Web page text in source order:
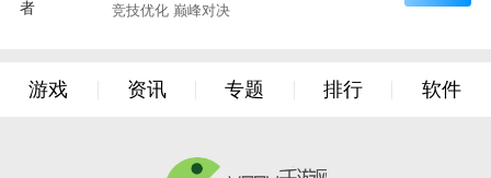
竞技优化 巅峰对决
游戏 资讯 专题 排行 软件